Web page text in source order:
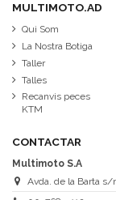
MULTIMOTO.AD
Qui Som
La Nostra Botiga
Taller
Talles
Recanvis peces
KTM
CONTACTAR
Multimoto S.A
Avda. de la Barta s/